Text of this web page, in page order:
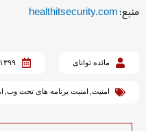
منبع: healthitsecurity.com
مائده توانای ۲۶/
امنیت, امنیت برنامه های تحت وب,